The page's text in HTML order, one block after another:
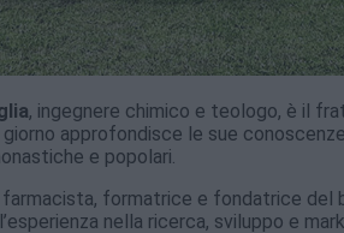
, ingegnere chimico e teologo, è il
giorno approfondisce le sue
e popolari.
farmacista, formatrice e fondatrice del
nella ricerca, sviluppo e